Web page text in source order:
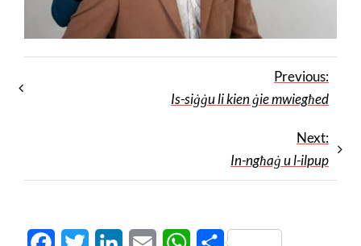
Previous:
Is-siġġu li kien ġie mwiegħed
Next:
In-ngħaġ u l-ilpup
FacebookTwitter LinkedInEmail WhatsApp
Share